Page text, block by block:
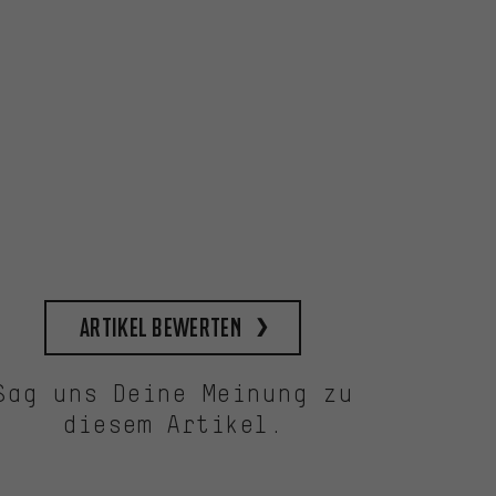
Artikel bewerten
uns Deine Meinung zu
diesem Artikel.